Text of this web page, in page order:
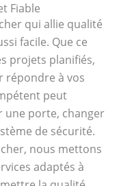
Fiable
qui allie qualité
facile. Que ce
projets planifiés,
répondre à vos
peut
porte, changer
de sécurité.
nous mettons
adaptés à